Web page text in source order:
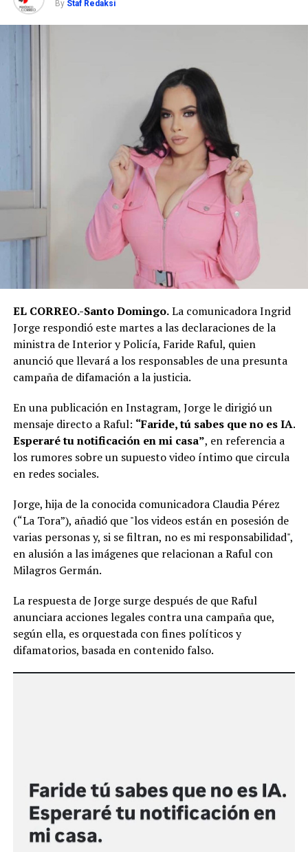
By Staf Redaksi
EL CORREO.-Santo Domingo.La comunicadora Ingrid
Jorge respondió este martes a las declaraciones de la
ministra de Interior y Policía, Faride Raful, quien
anunció que llevará a los responsables de una presunta
campaña de difamación a la justicia.
En una publicación en Instagram, Jorge le dirigió un
mensaje directo a Raful: “Faride, tú sabes que no es IA.
Esperaré tu notificación en mi casa”, en referencia a
los rumores sobre un supuesto video íntimo que circula
en redes sociales.
Jorge, hija de la conocida comunicadora Claudia Pérez
(“La Tora”), añadió que "los videos están en posesión de
varias personas y, si se filtran, no es mi responsabilidad",
en alusión a las imágenes que relacionan a Raful con
Milagros Germán.
La respuesta de Jorge surge después de que Raful
anunciara acciones legales contra una campaña que,
según ella, es orquestada con fines políticos y
difamatorios, basada en contenido falso.